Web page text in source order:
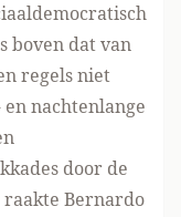
boven dat van
regels niet
nachtenlange
door de
Bernardo